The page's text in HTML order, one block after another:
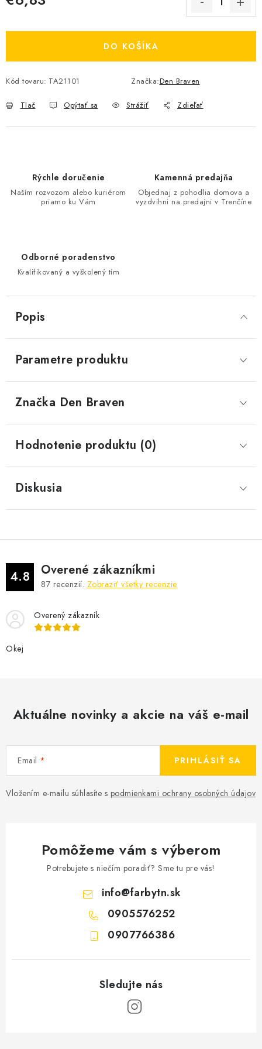
DO KOŠÍKA
Kód tovaru: TA21101 Značka:Den Braven
Tlač Opýtať sa Strážiť Zdieľať
Rýchle doručenie
Naším rozvozom alebo kuriérom
priamo ku Vám
Kamenná predajňa
Objednaj z pohodlia domova a
vyzdvihni na predajni v Trenčíne
Odborné poradenstvo
Kvalifikovaný a vyškolený tím
Popis
Parametre produktu
Značka Den Braven
Hodnotenie produktu (0)
Diskusia
4.8 Overené zákazníkmi
87 recenzií. Zobraziť všetky recenzie
Overený zákazník
Okej
Aktuálne novinky a akcie na váš e-mail
Email
Vložením e-mailu súhlasíte s podmienkami ochrany osobných údajov
PRIHLÁSIŤ SA
Pomôžeme vám s výberom
Potrebujete s niečím poradiť? Sme tu pre vás!
info@farbytn.sk
0905576252
0907766386